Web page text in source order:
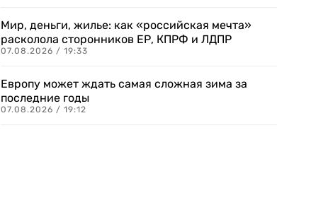
Мир, деньги, жилье: как «российская мечта»
расколола сторонников ЕР, КПРФ и ЛДПР
07.08.2026 / 19:33
Европу может ждать самая сложная зима за
последние годы
07.08.2026 / 19:12